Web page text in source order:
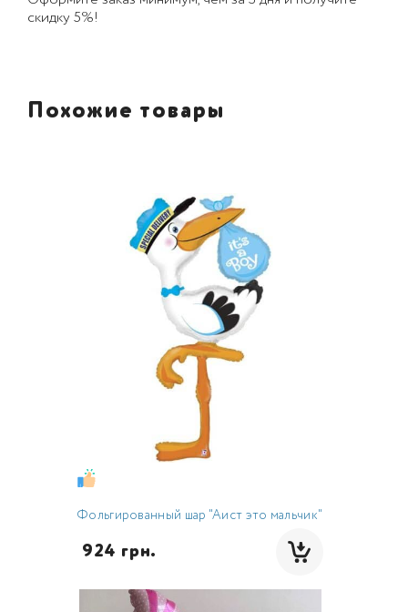
скидку 5%!
Похожие товары
Фольгированный шар "Аист это мальчик"
924 грн.